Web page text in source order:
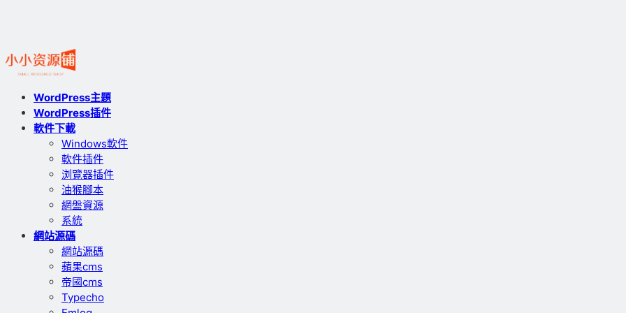
WordPress主題
WordPress插件
軟件下載
Windows軟件
軟件插件
浏覽器插件
油猴腳本
網盤資源
系統
網站源碼
網站源碼
蘋果cms
帝國cms
Typecho